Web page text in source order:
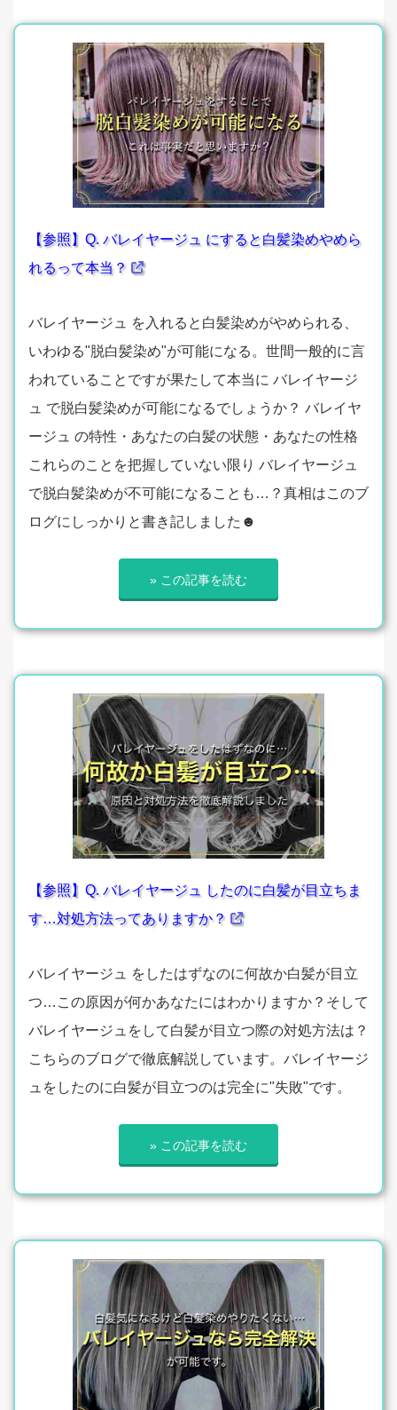
【参照】Q. バレイヤージュ にすると白髪染めやめら
れるって本当？
バレイヤージュ を入れると白髪染めがやめられる、
いわゆる"脱白髪染め"が可能になる。世間一般的に言
われていることですが果たして本当に バレイヤージ
ュ で脱白髪染めが可能になるでしょうか？ バレイヤ
ージュ の特性・あなたの白髪の状態・あなたの性格
これらのことを把握していない限り バレイヤージュ
で脱白髪染めが不可能になることも…？真相はこのブ
ログにしっかりと書き記しました☻
» この記事を読む
【参照】Q. バレイヤージュ したのに白髪が目立ちま
す…対処方法ってありますか？
バレイヤージュ をしたはずなのに何故か白髪が目立
つ…この原因が何かあなたにはわかりますか？そして
バレイヤージュをして白髪が目立つ際の対処方法は？
こちらのブログで徹底解説しています。バレイヤージ
ュをしたのに白髪が目立つのは完全に"失敗"です。
» この記事を読む